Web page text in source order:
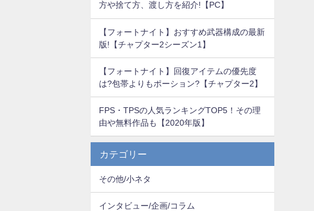
方や捨て方、渡し方を紹介!【PC】
【フォートナイト】おすすめ武器構成の最新
版!【チャプター2シーズン1】
【フォートナイト】回復アイテムの優先度
は?包帯よりもポーション?【チャプター2】
FPS・TPSの人気ランキングTOP5！その理
由や無料作品も【2020年版】
カテゴリー
その他/小ネタ
インタビュー/企画/コラム